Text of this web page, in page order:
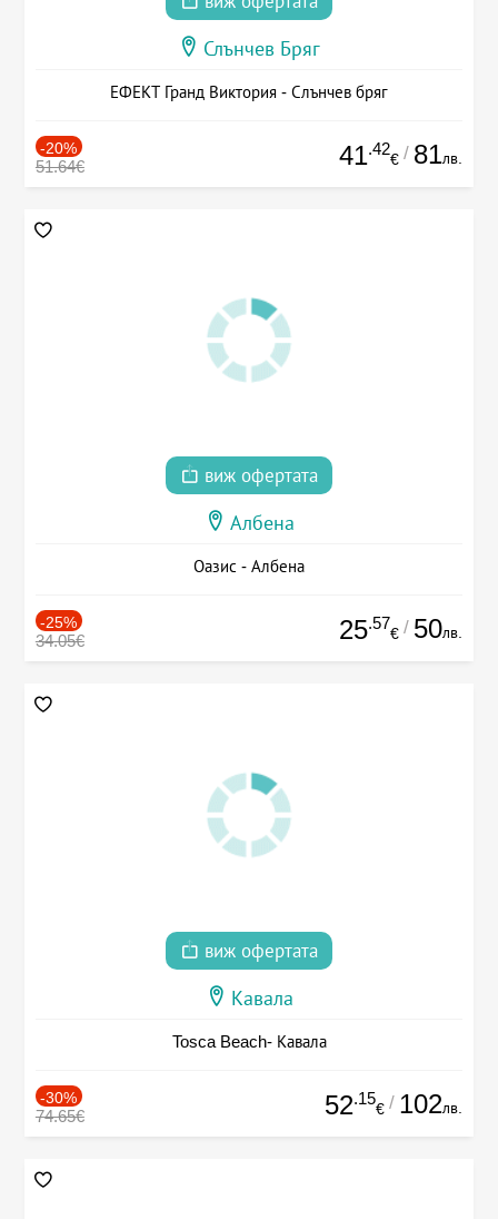
Слънчев Бряг
ЕФЕКТ Гранд Виктория - Слънчев бряг
-20%
51.64€ 41.42
€ / 81лв.
виж офертата
Албена
Оазис - Албена
-25%
34.05€ 25.57
€ / 50лв.
виж офертата
Кавала
Tosca Beach- Кавала
-30%
74.65€ 52.15
€ / 102лв.